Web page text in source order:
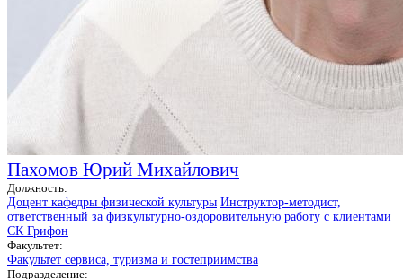
Пахомов Юрий Михайлович
Должность:
Доцент кафедры физической культуры Инструктор-методист,
ответственный за физкультурно-оздоровительную работу с клиентами
СК Грифон
Факультет:
Факультет сервиса, туризма и гостеприимства
Подразделение: